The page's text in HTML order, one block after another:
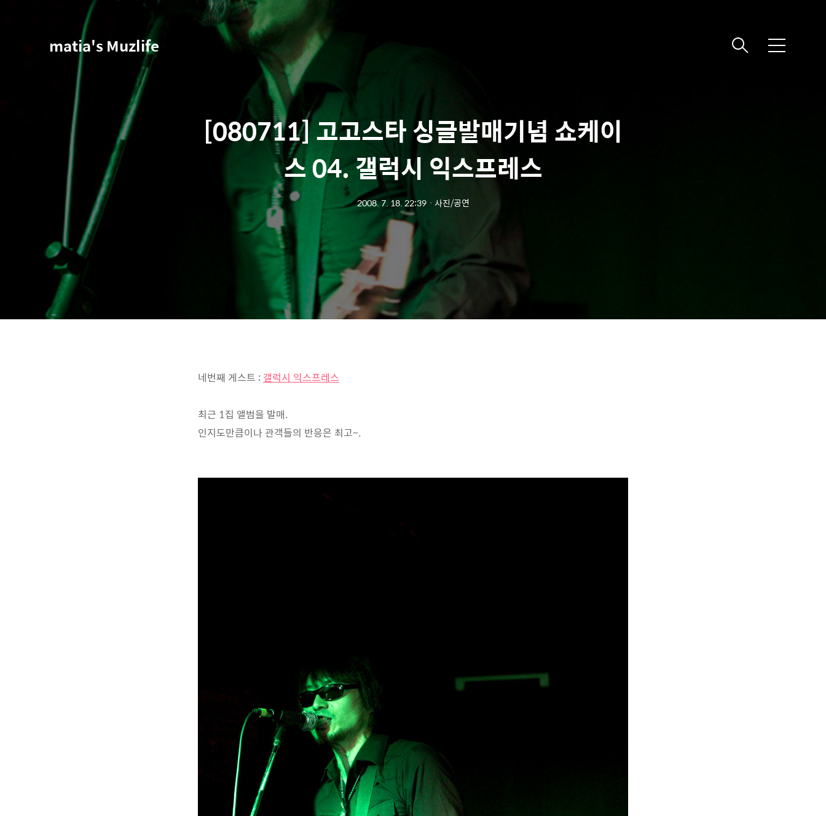
matia's Muzlife 메
[080711] 고고스타 싱글발매기념 쇼케이
스 04. 갤럭시 익스프레스
2008. 7. 18. 22:39ㆍ 사진/공연
네번째 게스트 : 갤럭시 익스프레스
최근 1집 앨범을 발매.
인지도만큼이나 관객들의 반응은 최고~.